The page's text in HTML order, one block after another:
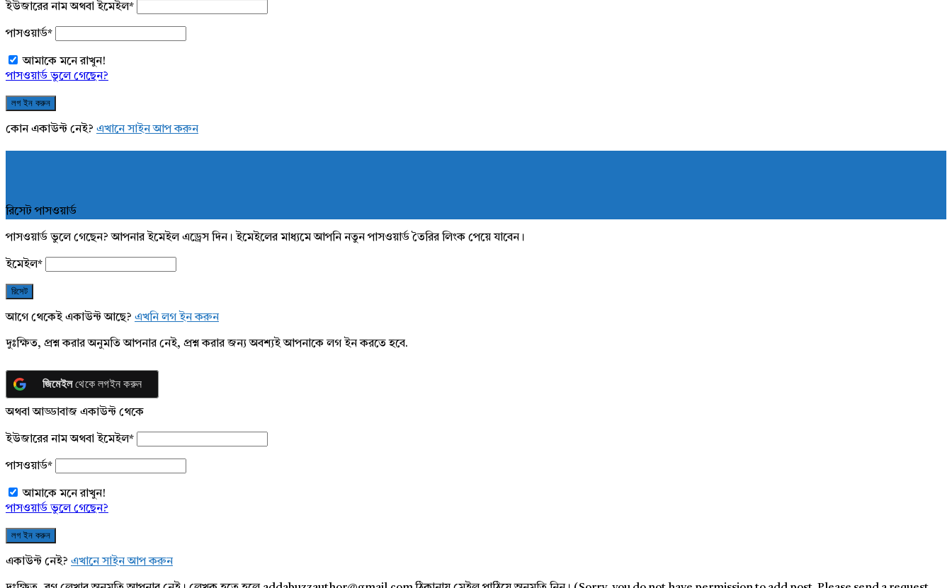
ইউজারের নাম অথবা ইমেইল*
পাসওয়ার্ড*
আমাকে মনে রাখুন!
পাসওয়ার্ড ভুলে গেছেন?
কোন একাউন্ট নেই? এখানে সাইন আপ করুন
রিসেট পাসওয়ার্ড
পাসওয়ার্ড ভুলে গেছেন? আপনার ইমেইল এড্রেস দিন। ইমেইলের মাধ্যমে আপনি নতুন পাসওয়ার্ড তৈরির লিংক পেয়ে যাবেন।
ইমেইল*
আগে থেকেই একাউন্ট আছে? এখনি লগ ইন করুন
দুঃক্ষিত, প্রশ্ন করার অনুমতি আপনার নেই, প্রশ্ন করার জন্য অবশ্যই আপনাকে লগ ইন করতে হবে.
জিমেইলথেকে লগইন করুন
অথবা আড্ডাবাজ একাউন্ট থেকে
ইউজারের নাম অথবা ইমেইল*
পাসওয়ার্ড*
আমাকে মনে রাখুন!
পাসওয়ার্ড ভুলে গেছেন?
একাউন্ট নেই? এখানে সাইন আপ করুন